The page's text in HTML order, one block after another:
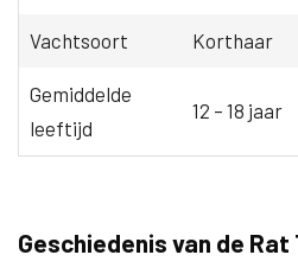
Vachtsoort Korthaar
Gemiddelde
leeftijd
12 – 18 jaar
Geschiedenis van de